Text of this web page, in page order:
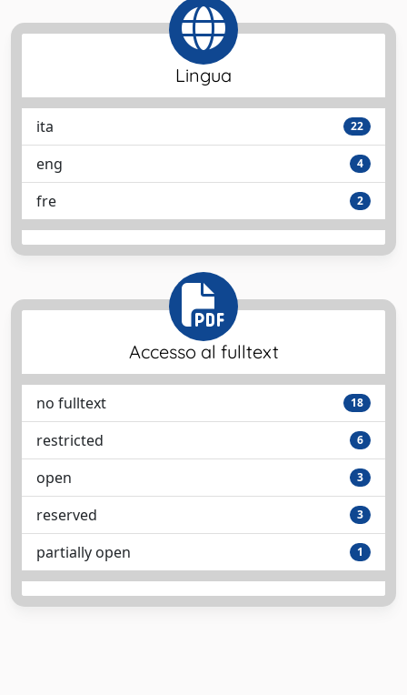
Lingua
ita 22
eng 4
fre 2
Accesso al fulltext
no fulltext 18
restricted 6
open 3
reserved 3
partially open 1